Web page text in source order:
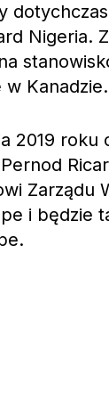
Nigeria.
Kanadzie.
2019 roku
Zarządu
i będzie